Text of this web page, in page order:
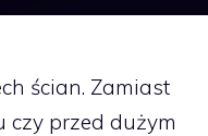
ścian. Zamiast
czy przed dużym